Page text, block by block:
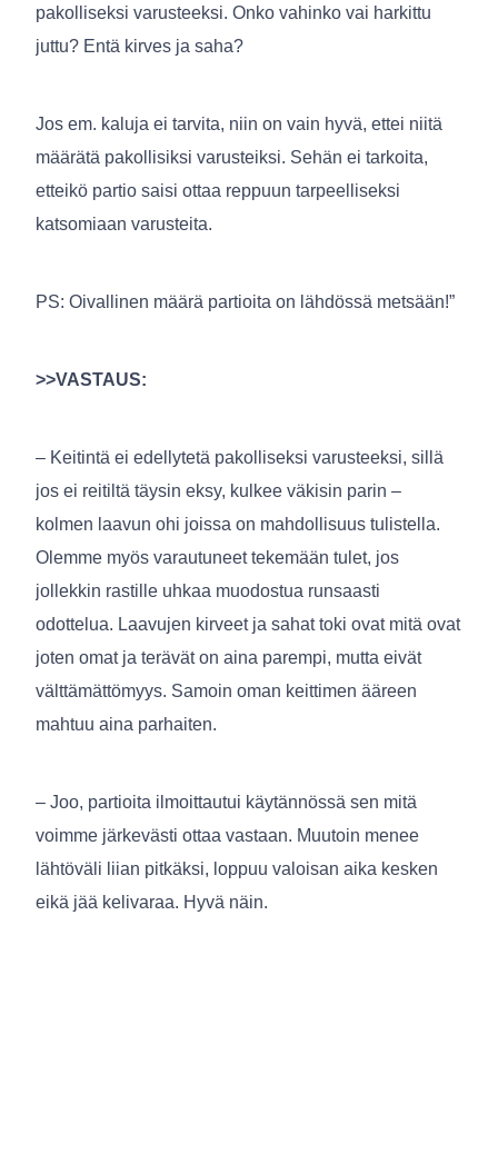
pakolliseksi varusteeksi. Onko vahinko vai harkittu
juttu? Entä kirves ja saha?
Jos em. kaluja ei tarvita, niin on vain hyvä, ettei niitä
määrätä pakollisiksi varusteiksi. Sehän ei tarkoita,
etteikö partio saisi ottaa reppuun tarpeelliseksi
katsomiaan varusteita.
PS: Oivallinen määrä partioita on lähdössä metsään!”
>>VASTAUS:
– Keitintä ei edellytetä pakolliseksi varusteeksi, sillä
jos ei reitiltä täysin eksy, kulkee väkisin parin –
kolmen laavun ohi joissa on mahdollisuus tulistella.
Olemme myös varautuneet tekemään tulet, jos
jollekkin rastille uhkaa muodostua runsaasti
odottelua. Laavujen kirveet ja sahat toki ovat mitä ovat
joten omat ja terävät on aina parempi, mutta eivät
välttämättömyys. Samoin oman keittimen ääreen
mahtuu aina parhaiten.
– Joo, partioita ilmoittautui käytännössä sen mitä
voimme järkevästi ottaa vastaan. Muutoin menee
lähtöväli liian pitkäksi, loppuu valoisan aika kesken
eikä jää kelivaraa. Hyvä näin.